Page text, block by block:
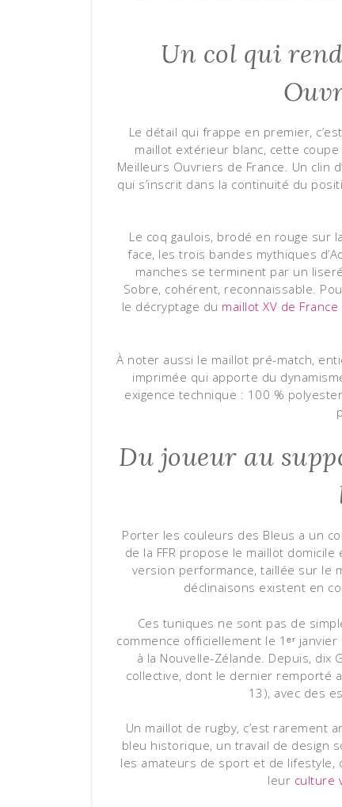
Un col qui
Le détail qui frappe en premier,
maillot extérieur blanc, cette
Meilleurs Ouvriers de France. Un clin
qui s’inscrit dans la continuité du
Le coq gaulois, brodé en rouge sur
face, les trois bandes mythiques
manches se terminent par un
Sobre, cohérent, reconnaissable.
le décryptage du maillot XV de France
À noter aussi le maillot pré-match,
imprimée qui apporte du
exigence technique : 100 %
Du joueur au
Porter les couleurs des Bleus a un
de la FFR propose le maillot
version performance, taillée sur le
déclinaisons existent en
Ces tuniques ne sont pas de
commence officiellement le 1ᵉʳ
à la Nouvelle-Zélande. Depuis, dix
collective, dont le dernier remporté
13), avec des
Un maillot de rugby, c’est rarement
bleu historique, un travail de design
les amateurs de sport et de lifestyle,
leur culture